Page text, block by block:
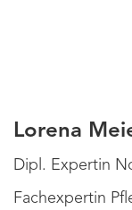
Lorena
Dipl. Expertin
Fachexpertin